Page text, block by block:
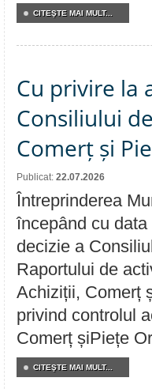
CITEŞTE MAI MULT...
Cu privire la
Consiliului
Comerț și
Publicat: 22.07.2026
Întreprinderea
începând cu
decizie a
Raportului de
Achiziții, Comerț
privind controlul
Comerț șiPiețe
CITEŞTE MAI MULT...